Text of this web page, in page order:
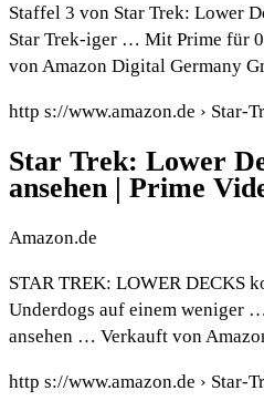
Staffel 3 von Star Trek: Lower
Star Trek-iger … Mit Prime für
von Amazon Digital Germany
http s://www.amazon.de › Star-
Star Trek: Lower
ansehen | Prime
Amazon.de
STAR TREK: LOWER DECKS
Underdogs auf einem weniger
ansehen … Verkauft von
http s://www.amazon.de › Star-